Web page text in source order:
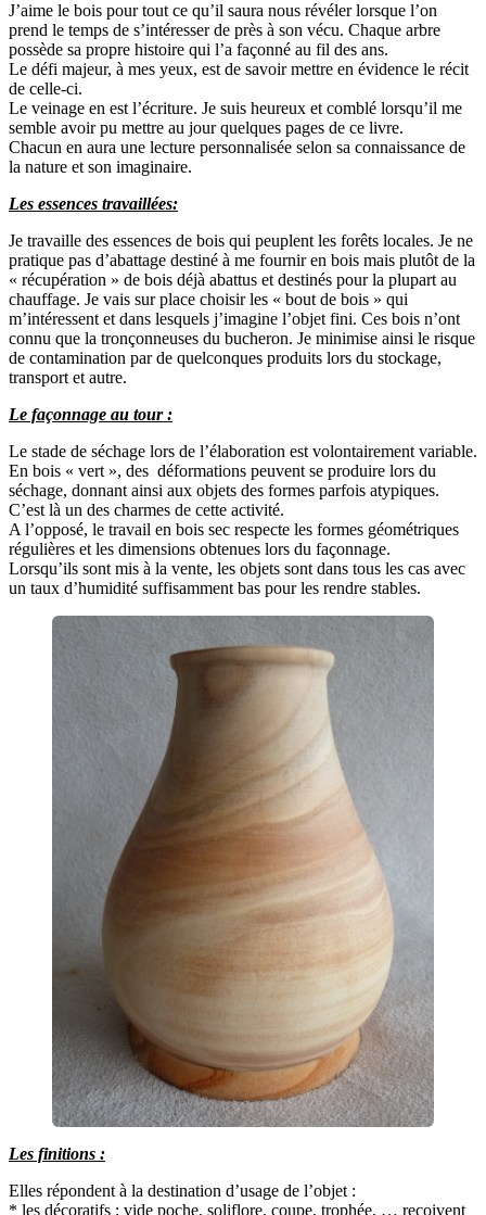
J’aime le bois pour tout ce qu’il saura nous révéler lorsque l’on
prend le temps de s’intéresser de près à son vécu. Chaque arbre
possède sa propre histoire qui l’a façonné au fil des ans.
Le défi majeur, à mes yeux, est de savoir mettre en évidence le récit
de celle-ci.
Le veinage en est l’écriture. Je suis heureux et comblé lorsqu’il me
semble avoir pu mettre au jour quelques pages de ce livre.
Chacun en aura une lecture personnalisée selon sa connaissance de
la nature et son imaginaire.
Les essences travaillées:
Je travaille des essences de bois qui peuplent les forêts locales. Je ne
pratique pas d’abattage destiné à me fournir en bois mais plutôt de la
« récupération » de bois déjà abattus et destinés pour la plupart au
chauffage. Je vais sur place choisir les « bout de bois » qui
m’intéressent et dans lesquels j’imagine l’objet fini. Ces bois n’ont
connu que la tronçonneuses du bucheron. Je minimise ainsi le risque
de contamination par de quelconques produits lors du stockage,
transport et autre.
Le façonnage au tour :
Le stade de séchage lors de l’élaboration est volontairement variable.
En bois « vert », des déformations peuvent se produire lors du
séchage, donnant ainsi aux objets des formes parfois atypiques.
C’est là un des charmes de cette activité.
A l’opposé, le travail en bois sec respecte les formes géométriques
régulières et les dimensions obtenues lors du façonnage.
Lorsqu’ils sont mis à la vente, les objets sont dans tous les cas avec
un taux d’humidité suffisamment bas pour les rendre stables.
Les finitions :
Elles répondent à la destination d’usage de l’objet :
* les décoratifs ; vide poche, soliflore, coupe, trophée, … reçoivent